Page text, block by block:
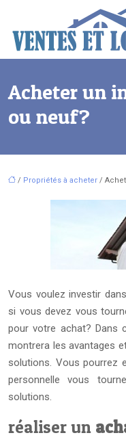
Acheter un
ou neuf?
/ Propriétés à acheter /
Vous voulez investir
si vous devez vous
pour votre achat? Dans
montrera les avantages
solutions. Vous pourrez
personnelle vous
solutions.
réaliser un